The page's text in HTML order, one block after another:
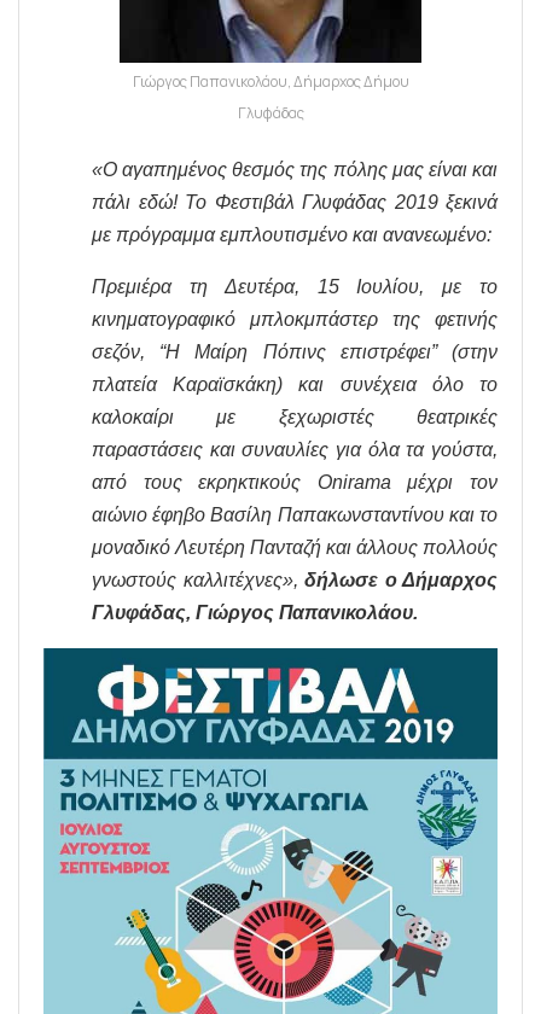
Γιώργος Παπανικολάου, Δήμαρχος Δήμου
Γλυφάδας
«Ο αγαπημένος θεσμός της πόλης μας είναι και
πάλι εδώ! Το Φεστιβάλ Γλυφάδας 2019 ξεκινά
με πρόγραμμα εμπλουτισμένο και ανανεωμένο:
Πρεμιέρα τη Δευτέρα, 15 Ιουλίου, με το
κινηματογραφικό μπλοκμπάστερ της φετινής
σεζόν, “Η Μαίρη Πόπινς επιστρέφει” (στην
πλατεία Καραϊσκάκη) και συνέχεια όλο το
καλοκαίρι με ξεχωριστές θεατρικές
παραστάσεις και συναυλίες για όλα τα γούστα,
από τους εκρηκτικούς Onirama μέχρι τον
αιώνιο έφηβο Βασίλη Παπακωνσταντίνου και το
μοναδικό Λευτέρη Πανταζή και άλλους πολλούς
γνωστούς καλλιτέχνες», δήλωσε ο Δήμαρχος
Γλυφάδας, Γιώργος Παπανικολάου.